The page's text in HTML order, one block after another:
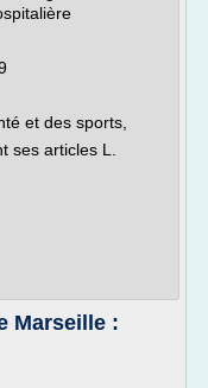
et des sports,
ses articles L.
Marseille :